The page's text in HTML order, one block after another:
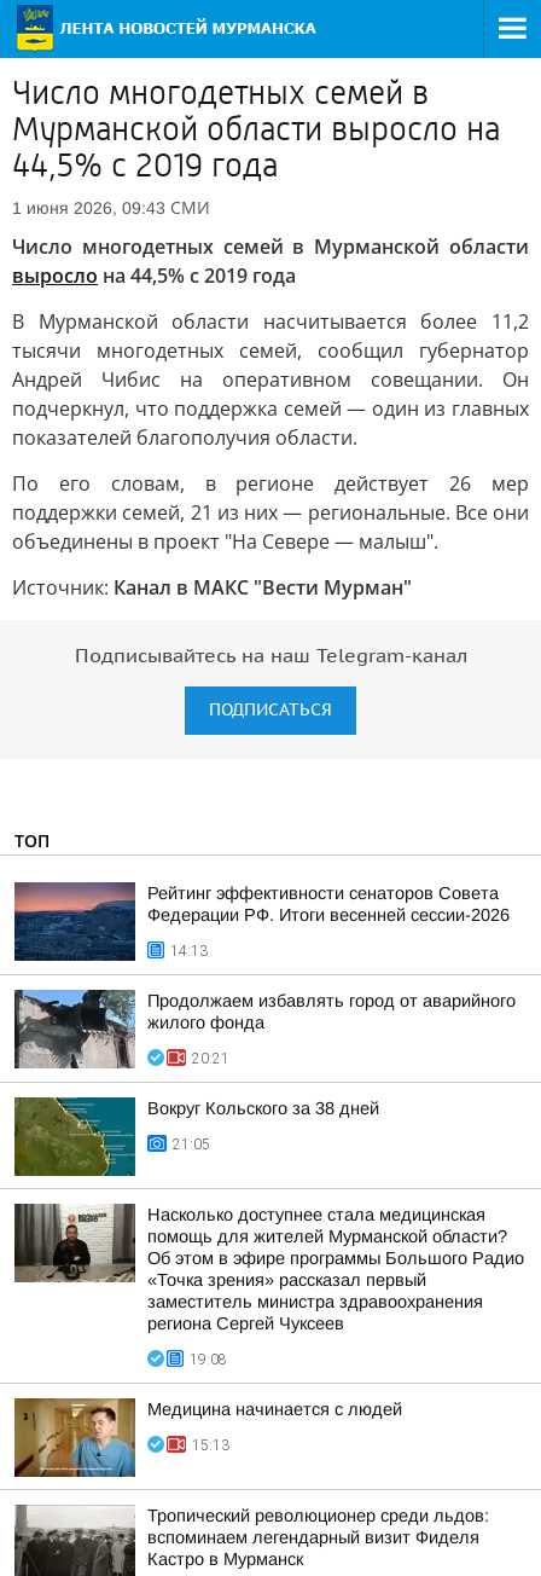
Число многодетных семей в
Мурманской области выросло на
44,5% с 2019 года
1 июня 2026, 09:43 СМИ
Число многодетных семей в Мурманской области
выросло на 44,5% с 2019 года
В Мурманской области насчитывается более 11,2
тысячи многодетных семей, сообщил губернатор
Андрей Чибис на оперативном совещании. Он
подчеркнул, что поддержка семей — один из главных
показателей благополучия области.
По его словам, в регионе действует 26 мер
поддержки семей, 21 из них — региональные. Все они
объединены в проект "На Севере — малыш".
Источник: Канал в МАКС "Вести Мурман"
Подписывайтесь на наш Telegram-канал
ПОДПИСАТЬСЯ
ТОП
Рейтинг эффективности сенаторов Совета
Федерации РФ. Итоги весенней сессии-2026
14:13
Продолжаем избавлять город от аварийного
жилого фонда
20:21
Вокруг Кольского за 38 дней
21:05
Насколько доступнее стала медицинская
помощь для жителей Мурманской области?
Об этом в эфире программы Большого Радио
«Точка зрения» рассказал первый
заместитель министра здравоохранения
региона Сергей Чуксеев
19:08
Медицина начинается с людей
15:13
Тропический революционер среди льдов:
вспоминаем легендарный визит Фиделя
Кастро в Мурманск